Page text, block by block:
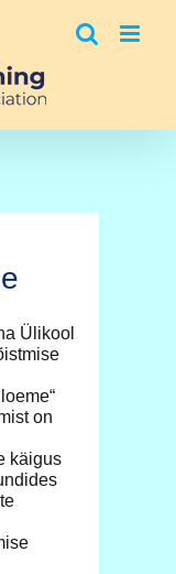
Ülikool
on
käigus